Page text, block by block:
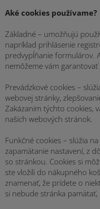
Aké cookies používame?
Základné – umožňujú
napríklad prihlásenie
predvypĺňanie formulárov.
nemôžeme vám
Prevádzkové cookies –
webovej stránky,
Zakázaním týchto cookies,
našich webových stránok.
Funkčné cookies – slúžia
zapamätanie nastavení, z
so stránkou. Cookies si
ste vložili do nákupného
znamenať, že prídete o
si nebude stránka